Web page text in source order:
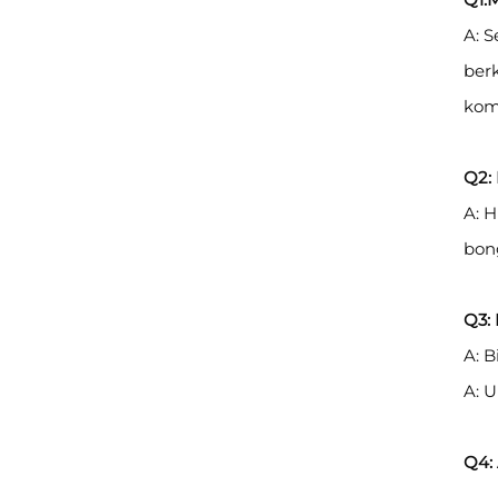
A:
Q2:
A:
Q3:
A:
A: